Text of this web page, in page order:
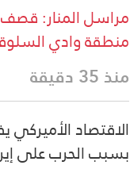
مراسل المنار:
منطقة وادي
منذ 35 دقيقة
الاقتصاد
بسبب الحرب على